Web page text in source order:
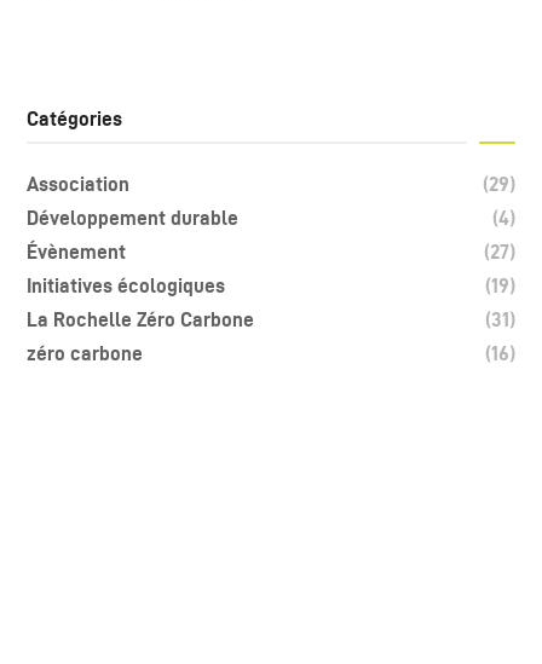
Catégories
Association
(29)
Développement durable
(4)
Évènement
(27)
Initiatives écologiques
(19)
La Rochelle Zéro Carbone
(31)
zéro carbone
(16)